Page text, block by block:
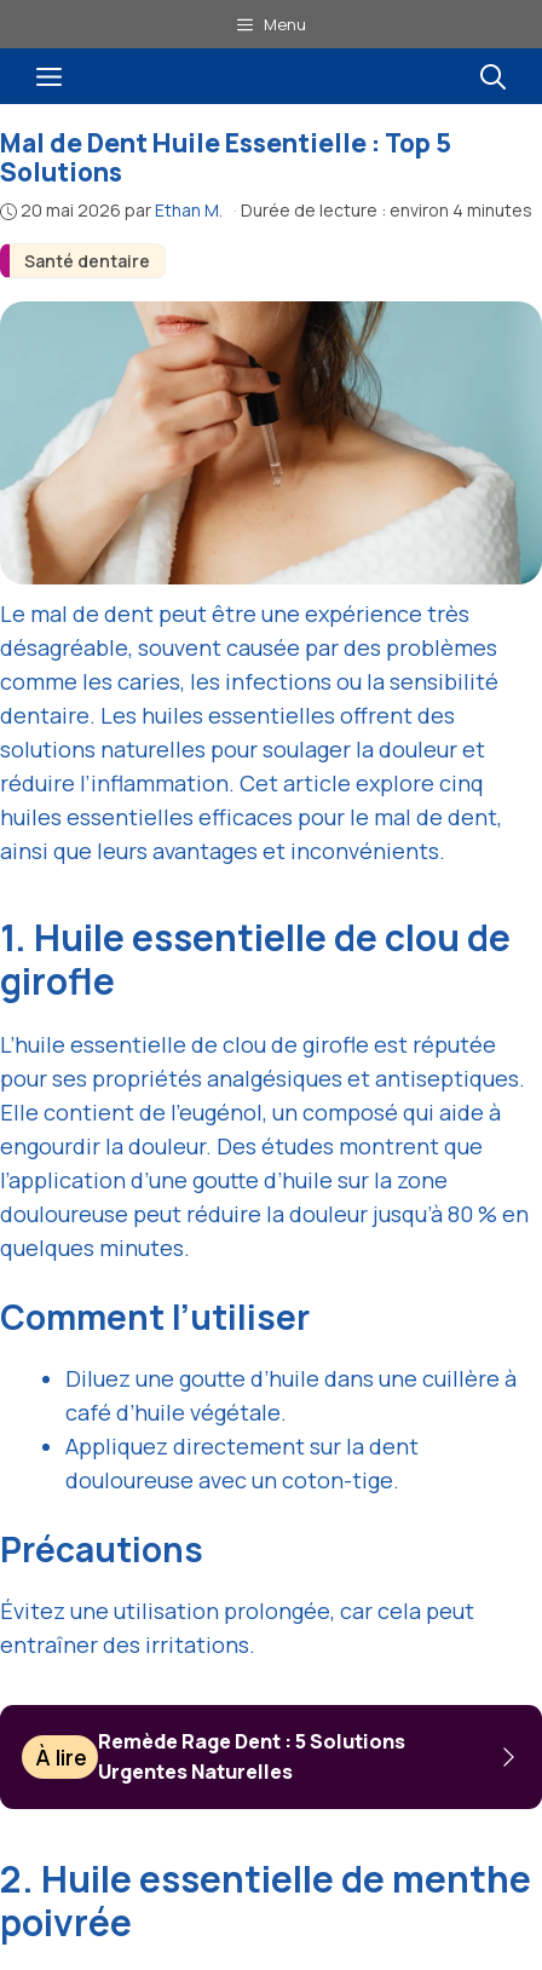
au
contenu
Menu
Menu
Santé dentaire
Mal de Dent Huile Essentielle : Top 5
Solutions
20 mai 2026 parEthan M. · Durée de lecture : environ 4 minutes
Le mal de dent peut être une expérience très
désagréable, souvent causée par des problèmes
comme les caries, les infections ou la sensibilité
dentaire. Les huiles essentielles offrent des
solutions naturelles pour soulager la douleur et
réduire l’inflammation. Cet article explore cinq
huiles essentielles efficaces pour le mal de dent,
ainsi que leurs avantages et inconvénients.
1. Huile essentielle de clou de
girofle
L’huile essentielle de clou de girofle est réputée
pour ses propriétés analgésiques et antiseptiques.
Elle contient de l’eugénol, un composé qui aide à
engourdir la douleur. Des études montrent que
l’application d’une goutte d’huile sur la zone
douloureuse peut réduire la douleur jusqu’à 80 % en
quelques minutes.
Comment l’utiliser
Diluez une goutte d’huile dans une cuillère à
café d’huile végétale.
Appliquez directement sur la dent
douloureuse avec un coton-tige.
Précautions
Évitez une utilisation prolongée, car cela peut
entraîner des irritations.
À lire
Remède Rage Dent : 5 Solutions
Urgentes Naturelles
2. Huile essentielle de menthe
poivrée